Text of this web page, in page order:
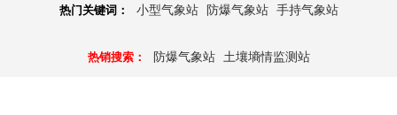
热门关键词： 小型气象站 防爆气象站 手持气象站
热销搜索： 防爆气象站 土壤墒情监测站